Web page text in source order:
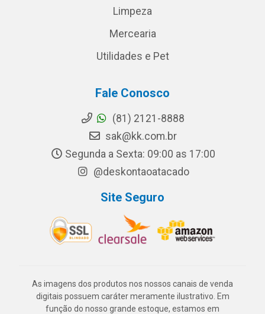
Limpeza
Mercearia
Utilidades e Pet
Fale Conosco
(81) 2121-8888
sak@kk.com.br
Segunda a Sexta: 09:00 as 17:00
@deskontaoatacado
Site Seguro
As imagens dos produtos nos nossos canais de venda
digitais possuem caráter meramente ilustrativo. Em
função do nosso grande estoque, estamos em